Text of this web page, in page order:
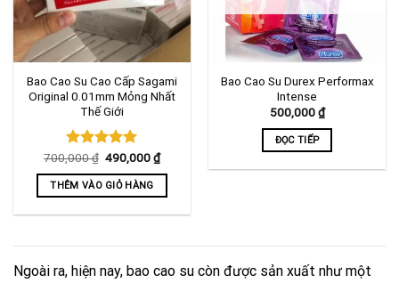
Bao Cao Su Cao Cấp Sagami
Original 0.01mm Mỏng Nhất
Thế Giới
Được xếp
hạng5.00
5 sao
700,000₫ Giá
là:
700,000 ₫.
490,000₫Giá
hiện
tại
THÊM VÀO GIỎ HÀNG
Bao Cao Su Durex Performax
Intense
500,000₫
ĐỌC TIẾP
Ngoài ra, hiện nay, bao cao su còn được sản xuất như một